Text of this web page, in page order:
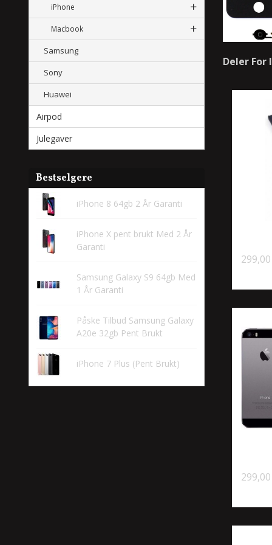
iPhone
Macbook
Samsung
Sony
Huawei
Airpod
Julegaver
Bestselgere
iPhone 8 64gb 2 År Garanti
iPhone X pent brukt Med 2 År
Garanti
Samsung Galaxy S9 64gb Med
1 År Garanti
Påske Tilbud Samsung Galaxy
A20e 32gb Pent Brukt
iPhone 7 Plus (Pent Brukt)
Deler For
299,00
299,00